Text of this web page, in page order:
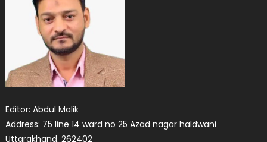
Editor: Abdul Malik
Address: 75 line 14 ward no 25 Azad nagar haldwani
Uttarakhand. 262402